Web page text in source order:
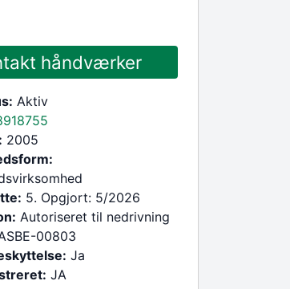
håndværker
Aktiv
2005
5. Opgjort: 5/2026
Autoriseret til nedrivning
00803
Ja
JA